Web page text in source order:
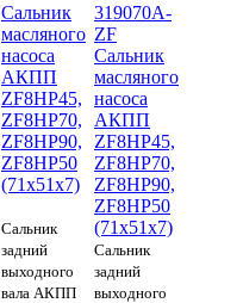
Сальник
масляного
насоса
АКПП
ZF8HP45,
ZF8HP70,
ZF8HP90,
ZF8HP50
(71x51x7)
Сальник
задний
выходного
вала АКПП
319070A-
ZF
Сальник
масляного
насоса
АКПП
ZF8HP45,
ZF8HP70,
ZF8HP90,
ZF8HP50
(71x51x7)
Сальник
задний
выходного